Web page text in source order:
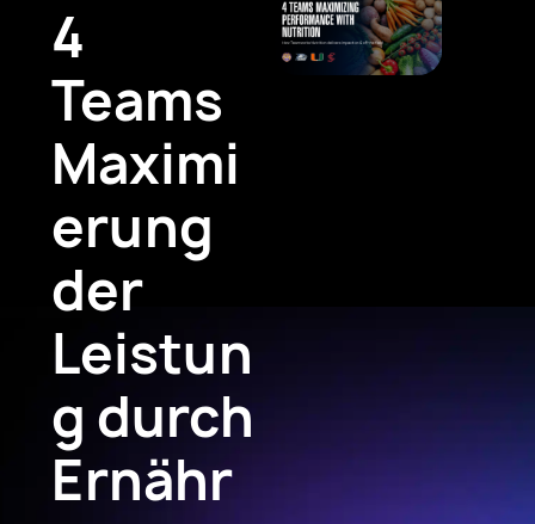
4
Teams
Maximi
erung
der
Leistun
g durch
Ernähr